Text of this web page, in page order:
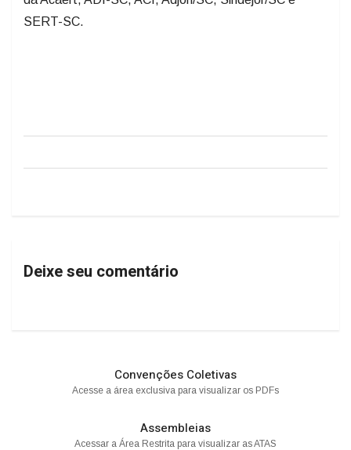
SERT-SC.
Deixe seu comentário
Convenções Coletivas
Acesse a área exclusiva para visualizar os PDFs
Assembleias
Acessar a Área Restrita para visualizar as ATAS